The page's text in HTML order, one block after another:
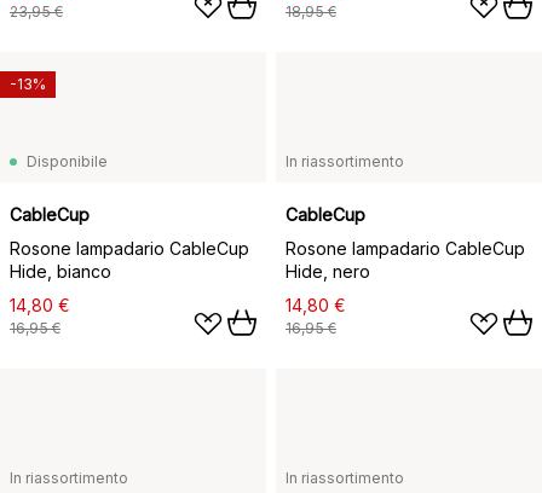
23,95 € 18,95 €
Disponibile
CableCup
Rosone lampadario CableCup
Hide, bianco
14,80 €
16,95 €
-13%
In riassortimento
CableCup
Rosone lampadario CableCup
Hide, nero
14,80 €
16,95 €
In riassortimento In riassortimento